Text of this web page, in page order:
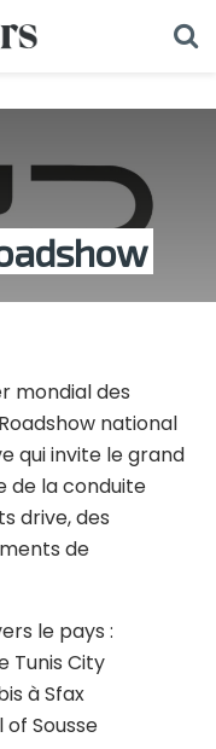
mondial des
national
qui invite le grand
de la conduite
drive, des
de
le pays :
Tunis City
à Sfax
of Sousse